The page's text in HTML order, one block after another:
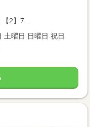
2】7...
土曜日 日曜日 祝日